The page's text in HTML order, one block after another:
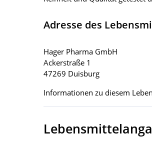
Adresse des
Hager Pharma GmbH
Ackerstraße 1
47269 Duisburg
Informationen zu diesem